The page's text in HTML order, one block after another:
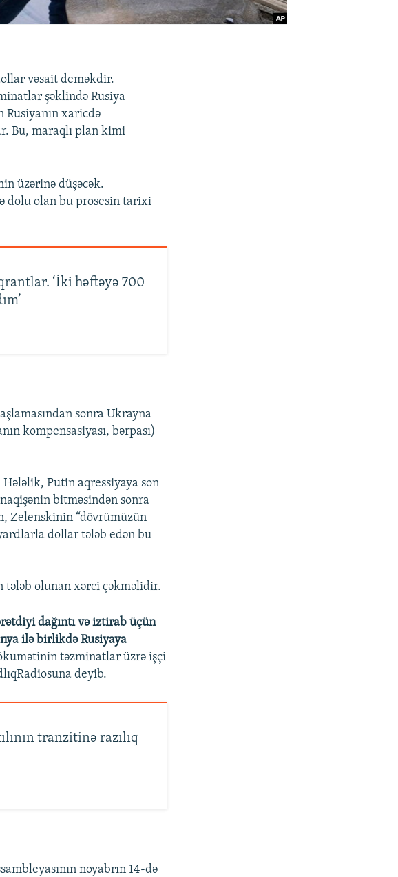
vəsait deməkdir.
şəklində Rusiya
Rusiyanın xaricdə
Bu, maraqlı plan kimi
üzərinə düşəcək.
dolu olan bu prosesin tarixi
‘İki həftəyə 700
sonra Ukrayna
kompensasiyası, bərpası)
Putin aqressiyaya son
bitməsindən sonra
Zelenskinin “dövrümüzün
dollar tələb edən bu
tələb olunan xərci çəkməlidir.
dağıntı və iztirab üçün
ilə birlikdə Rusiyaya
təzminatlar üzrə işçi
deyib.
tranzitinə razılıq
noyabrın 14-də